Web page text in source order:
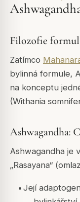
Filozofie
Zatímco
bylinná formule,
na konceptu
(Withania
Ashwagandha:
Ashwagandha je
„Rasayana“
• Její